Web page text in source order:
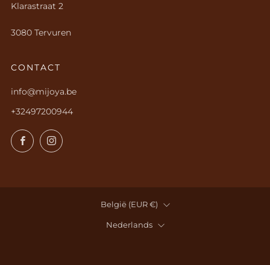
Klarastraat 2
3080 Tervuren
CONTACT
info@mijoya.be
+32497200944
FacebookInstagram
LAND
België (EUR €)
TAAL
Nederlands